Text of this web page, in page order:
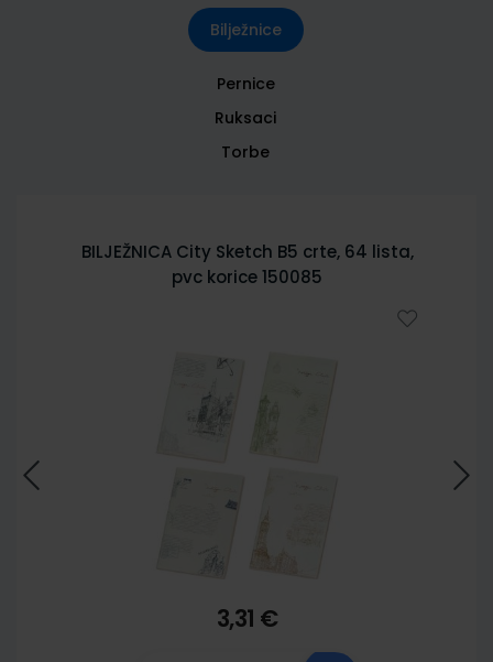
Bilježnice
Pernice
Ruksaci
Torbe
BILJEŽNICA City Sketch B5 crte, 64 lista,
pvc korice 150085
3,31 €